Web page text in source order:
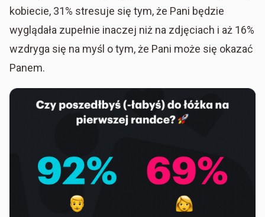
kobiecie, 31% stresuje się tym, że Pani będzie
wyglądała zupełnie inaczej niż na zdjęciach i aż 16%
wzdryga się na myśl o tym, że Pani może się okazać
Panem.